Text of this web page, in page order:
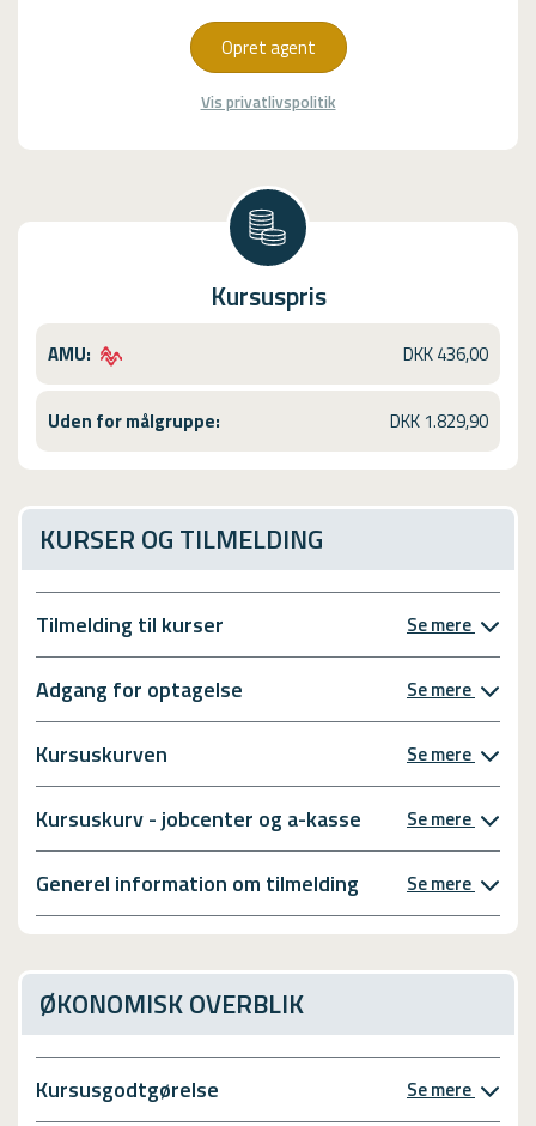
Opret agent
Vis privatlivspolitik
Kursuspris
AMU: DKK 436,00
Uden for målgruppe: DKK 1.829,90
KURSER OG TILMELDING
Tilmelding til kurser Se mere
Adgang for optagelse Se mere
Kursuskurven Se mere
Kursuskurv - jobcenter og a-kasse Se mere
Generel information om tilmelding Se mere
ØKONOMISK OVERBLIK
Kursusgodtgørelse Se mere